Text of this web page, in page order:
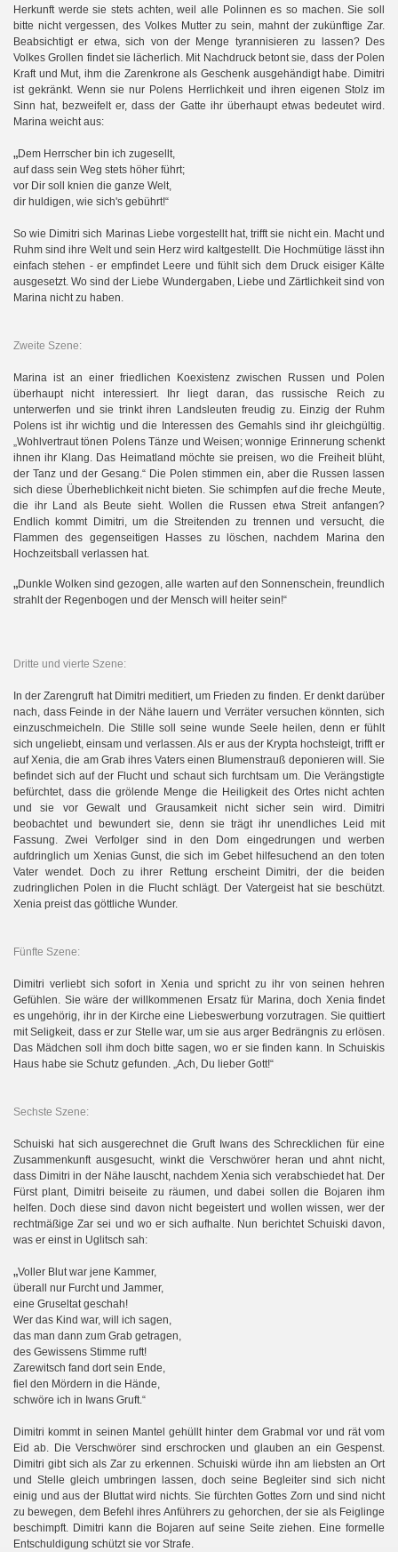
Herkunft werde sie stets achten, weil alle Polinnen es so machen. Sie soll
bitte nicht vergessen, des Volkes Mutter zu sein, mahnt der zukünftige Zar.
Beabsichtigt er etwa, sich von der Menge tyrannisieren zu lassen? Des
Volkes Grollen findet sie lächerlich. Mit Nachdruck betont sie, dass der Polen
Kraft und Mut, ihm die Zarenkrone als Geschenk ausgehändigt habe. Dimitri
ist gekränkt. Wenn sie nur Polens Herrlichkeit und ihren eigenen Stolz im
Sinn hat, bezweifelt er, dass der Gatte ihr überhaupt etwas bedeutet wird.
Marina weicht aus:
„Dem Herrscher bin ich zugesellt,
auf dass sein Weg stets höher führt;
vor Dir soll knien die ganze Welt,
dir huldigen, wie sich's gebührt!“
So wie Dimitri sich Marinas Liebe vorgestellt hat, trifft sie nicht ein. Macht und
Ruhm sind ihre Welt und sein Herz wird kaltgestellt. Die Hochmütige lässt ihn
einfach stehen - er empfindet Leere und fühlt sich dem Druck eisiger Kälte
ausgesetzt. Wo sind der Liebe Wundergaben, Liebe und Zärtlichkeit sind von
Marina nicht zu haben.
Zweite Szene:
Marina ist an einer friedlichen Koexistenz zwischen Russen und Polen
überhaupt nicht interessiert. Ihr liegt daran, das russische Reich zu
unterwerfen und sie trinkt ihren Landsleuten freudig zu. Einzig der Ruhm
Polens ist ihr wichtig und die Interessen des Gemahls sind ihr gleichgültig.
„Wohlvertraut tönen Polens Tänze und Weisen; wonnige Erinnerung schenkt
ihnen ihr Klang. Das Heimatland möchte sie preisen, wo die Freiheit blüht,
der Tanz und der Gesang.“ Die Polen stimmen ein, aber die Russen lassen
sich diese Überheblichkeit nicht bieten. Sie schimpfen auf die freche Meute,
die ihr Land als Beute sieht. Wollen die Russen etwa Streit anfangen?
Endlich kommt Dimitri, um die Streitenden zu trennen und versucht, die
Flammen des gegenseitigen Hasses zu löschen, nachdem Marina den
Hochzeitsball verlassen hat.
„Dunkle Wolken sind gezogen, alle warten auf den Sonnenschein, freundlich
strahlt der Regenbogen und der Mensch will heiter sein!“
Dritte und vierte Szene:
In der Zarengruft hat Dimitri meditiert, um Frieden zu finden. Er denkt darüber
nach, dass Feinde in der Nähe lauern und Verräter versuchen könnten, sich
einzuschmeicheln. Die Stille soll seine wunde Seele heilen, denn er fühlt
sich ungeliebt, einsam und verlassen. Als er aus der Krypta hochsteigt, trifft er
auf Xenia, die am Grab ihres Vaters einen Blumenstrauß deponieren will. Sie
befindet sich auf der Flucht und schaut sich furchtsam um. Die Verängstigte
befürchtet, dass die grölende Menge die Heiligkeit des Ortes nicht achten
und sie vor Gewalt und Grausamkeit nicht sicher sein wird. Dimitri
beobachtet und bewundert sie, denn sie trägt ihr unendliches Leid mit
Fassung. Zwei Verfolger sind in den Dom eingedrungen und werben
aufdringlich um Xenias Gunst, die sich im Gebet hilfesuchend an den toten
Vater wendet. Doch zu ihrer Rettung erscheint Dimitri, der die beiden
zudringlichen Polen in die Flucht schlägt. Der Vatergeist hat sie beschützt.
Xenia preist das göttliche Wunder.
Fünfte Szene:
Dimitri verliebt sich sofort in Xenia und spricht zu ihr von seinen hehren
Gefühlen. Sie wäre der willkommenen Ersatz für Marina, doch Xenia findet
es ungehörig, ihr in der Kirche eine Liebeswerbung vorzutragen. Sie quittiert
mit Seligkeit, dass er zur Stelle war, um sie aus arger Bedrängnis zu erlösen.
Das Mädchen soll ihm doch bitte sagen, wo er sie finden kann. In Schuiskis
Haus habe sie Schutz gefunden. „Ach, Du lieber Gott!“
Sechste Szene:
Schuiski hat sich ausgerechnet die Gruft Iwans des Schrecklichen für eine
Zusammenkunft ausgesucht, winkt die Verschwörer heran und ahnt nicht,
dass Dimitri in der Nähe lauscht, nachdem Xenia sich verabschiedet hat. Der
Fürst plant, Dimitri beiseite zu räumen, und dabei sollen die Bojaren ihm
helfen. Doch diese sind davon nicht begeistert und wollen wissen, wer der
rechtmäßige Zar sei und wo er sich aufhalte. Nun berichtet Schuiski davon,
was er einst in Uglitsch sah:
„Voller Blut war jene Kammer,
überall nur Furcht und Jammer,
eine Gruseltat geschah!
Wer das Kind war, will ich sagen,
das man dann zum Grab getragen,
des Gewissens Stimme ruft!
Zarewitsch fand dort sein Ende,
fiel den Mördern in die Hände,
schwöre ich in Iwans Gruft.“
Dimitri kommt in seinen Mantel gehüllt hinter dem Grabmal vor und rät vom
Eid ab. Die Verschwörer sind erschrocken und glauben an ein Gespenst.
Dimitri gibt sich als Zar zu erkennen. Schuiski würde ihn am liebsten an Ort
und Stelle gleich umbringen lassen, doch seine Begleiter sind sich nicht
einig und aus der Bluttat wird nichts. Sie fürchten Gottes Zorn und sind nicht
zu bewegen, dem Befehl ihres Anführers zu gehorchen, der sie als Feiglinge
beschimpft. Dimitri kann die Bojaren auf seine Seite ziehen. Eine formelle
Entschuldigung schützt sie vor Strafe.